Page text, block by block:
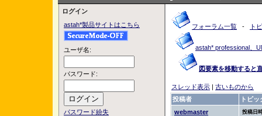
ログイン
astah*製品サイトはこちら
ユーザ名:
パスワード:
パスワード紛失
フォーラム一覧 - ト
astah* professional、
図要素を移動すると
スレッド表示 | 古いものから
投稿者
トピッ
webmaster
投稿日